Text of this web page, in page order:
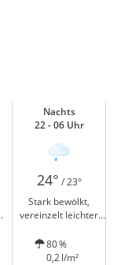
Nachts
22 - 06 Uhr
24° / 23°
Stark bewölkt,
vereinzelt leichter
80 %
0,2 l/m²